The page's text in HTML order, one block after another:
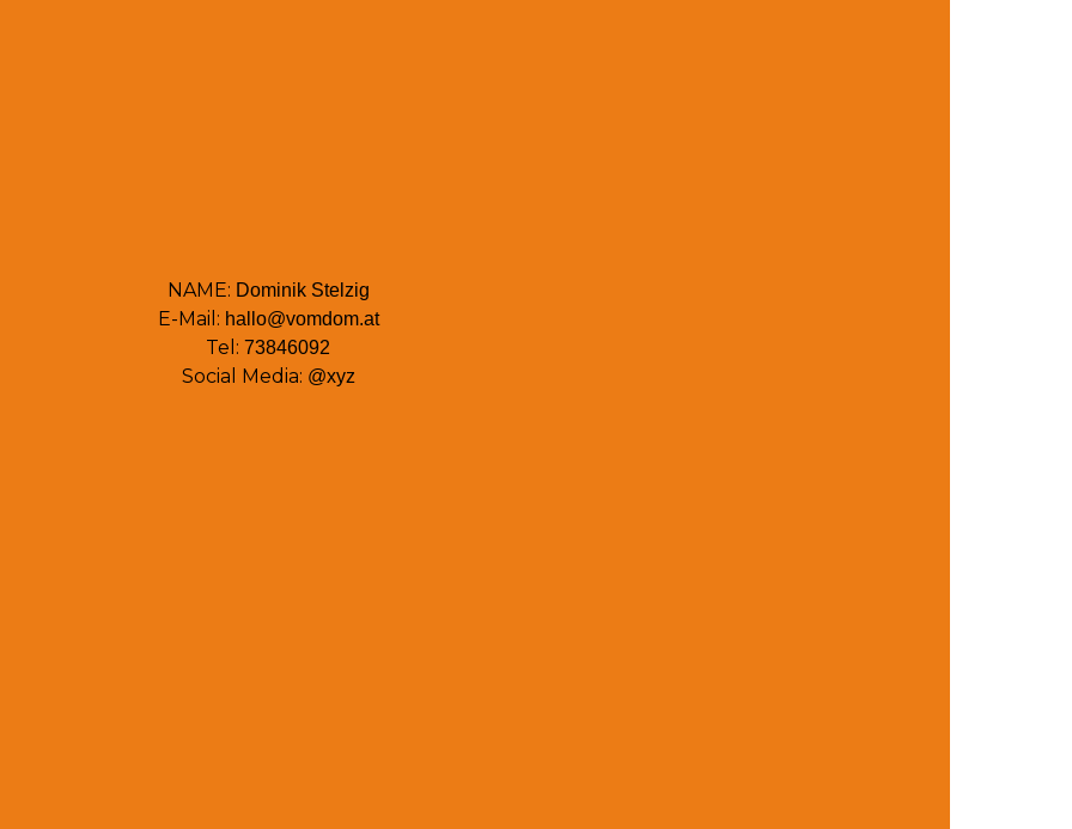
NAME: Dominik Stelzig
E-Mail: hallo@vomdom.at
Tel: 73846092
Social Media: @xyz